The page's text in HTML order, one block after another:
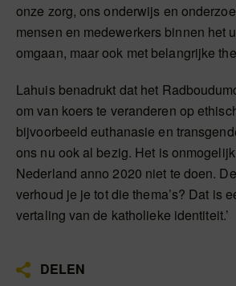
onze zorg, ons onderwijs en
mensen en medewerkers binnen het
omgaan, maar ook met belangrijke
Lahuis benadrukt dat het
om van koers te veranderen op
bijvoorbeeld euthanasie en
ons nu ook al bezig. Het is
Nederland anno 2020 niet te doen.
verhoud je je tot die thema’s? Dat is
vertaling van de katholieke identiteit.’
DELEN